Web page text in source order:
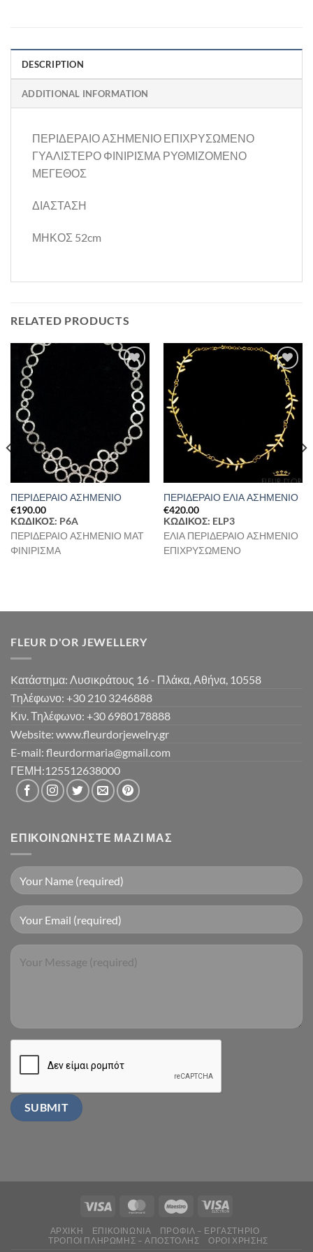
DESCRIPTION
ADDITIONAL INFORMATION
ΠΕΡΙΔΕΡΑΙΟ ΑΣΗΜΕΝΙΟ ΕΠΙΧΡΥΣΩΜΕΝΟ
ΓΥΑΛΙΣΤΕΡΟ ΦΙΝΙΡΙΣΜΑ ΡΥΘΜΙΖΟΜΕΝΟ
ΜΕΓΕΘΟΣ
ΔΙΑΣΤΑΣΗ
ΜΗΚΟΣ 52cm
RELATED PRODUCTS
Προσθήκη
στη Λίστα
Επιθυμιών
ΠΕΡΙΔΕΡΑΙΟ ΑΣΗΜΕΝΙΟ
€190.00
ΚΩΔΙΚΟΣ: P6A
ΠΕΡΙΔΕΡΑΙΟ ΑΣΗΜΕΝΙΟ ΜΑΤ
ΦΙΝΙΡΙΣΜΑ
Προσθήκη
στη Λίστα
Επιθυμιών
ΠΕΡΙΔΕΡΑΙΟ ΕΛΙΑ ΑΣΗΜΕΝΙΟ
€420.00
ΚΩΔΙΚΟΣ: ELP3
ΕΛΙΑ ΠΕΡΙΔΕΡΑΙΟ ΑΣΗΜΕΝΙΟ
ΕΠΙΧΡΥΣΩΜΕΝΟ
FLEUR D'OR JEWELLERY
Kατάστημα: Λυσικράτους 16 - Πλάκα, Αθήνα, 10558
Tηλέφωνο: +30 210 3246888
Κιν. Τηλέφωνο: +30 6980178888
Website: www.fleurdorjewelry.gr
E-mail: fleurdormaria@gmail.com
ΓΕΜΗ:125512638000
ΕΠΙΚΟΙΝΩΝΉΣΤΕ ΜΑΖΊ ΜΑΣ
ΑΡΧΙΚΗ ΕΠΙΚΟΙΝΩΝΙΑ
ΠΡΟΦΙΛ – ΕΡΓΑΣΤΗΡΙΟ
ΤΡΟΠΟΙ ΠΛΗΡΩΜΗΣ – ΑΠΟΣΤΟΛΗΣ
ΟΡΟΙ ΧΡΗΣΗΣ